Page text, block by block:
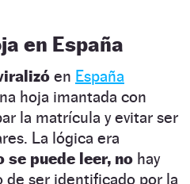
en España
en España
hoja imantada con
la matrícula y evitar ser
La lógica era
se puede leer, no hay
de ser identificado por la